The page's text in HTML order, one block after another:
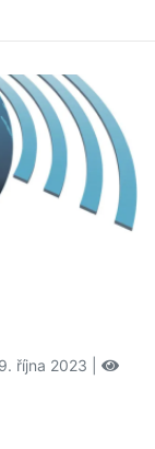
října 2023 |